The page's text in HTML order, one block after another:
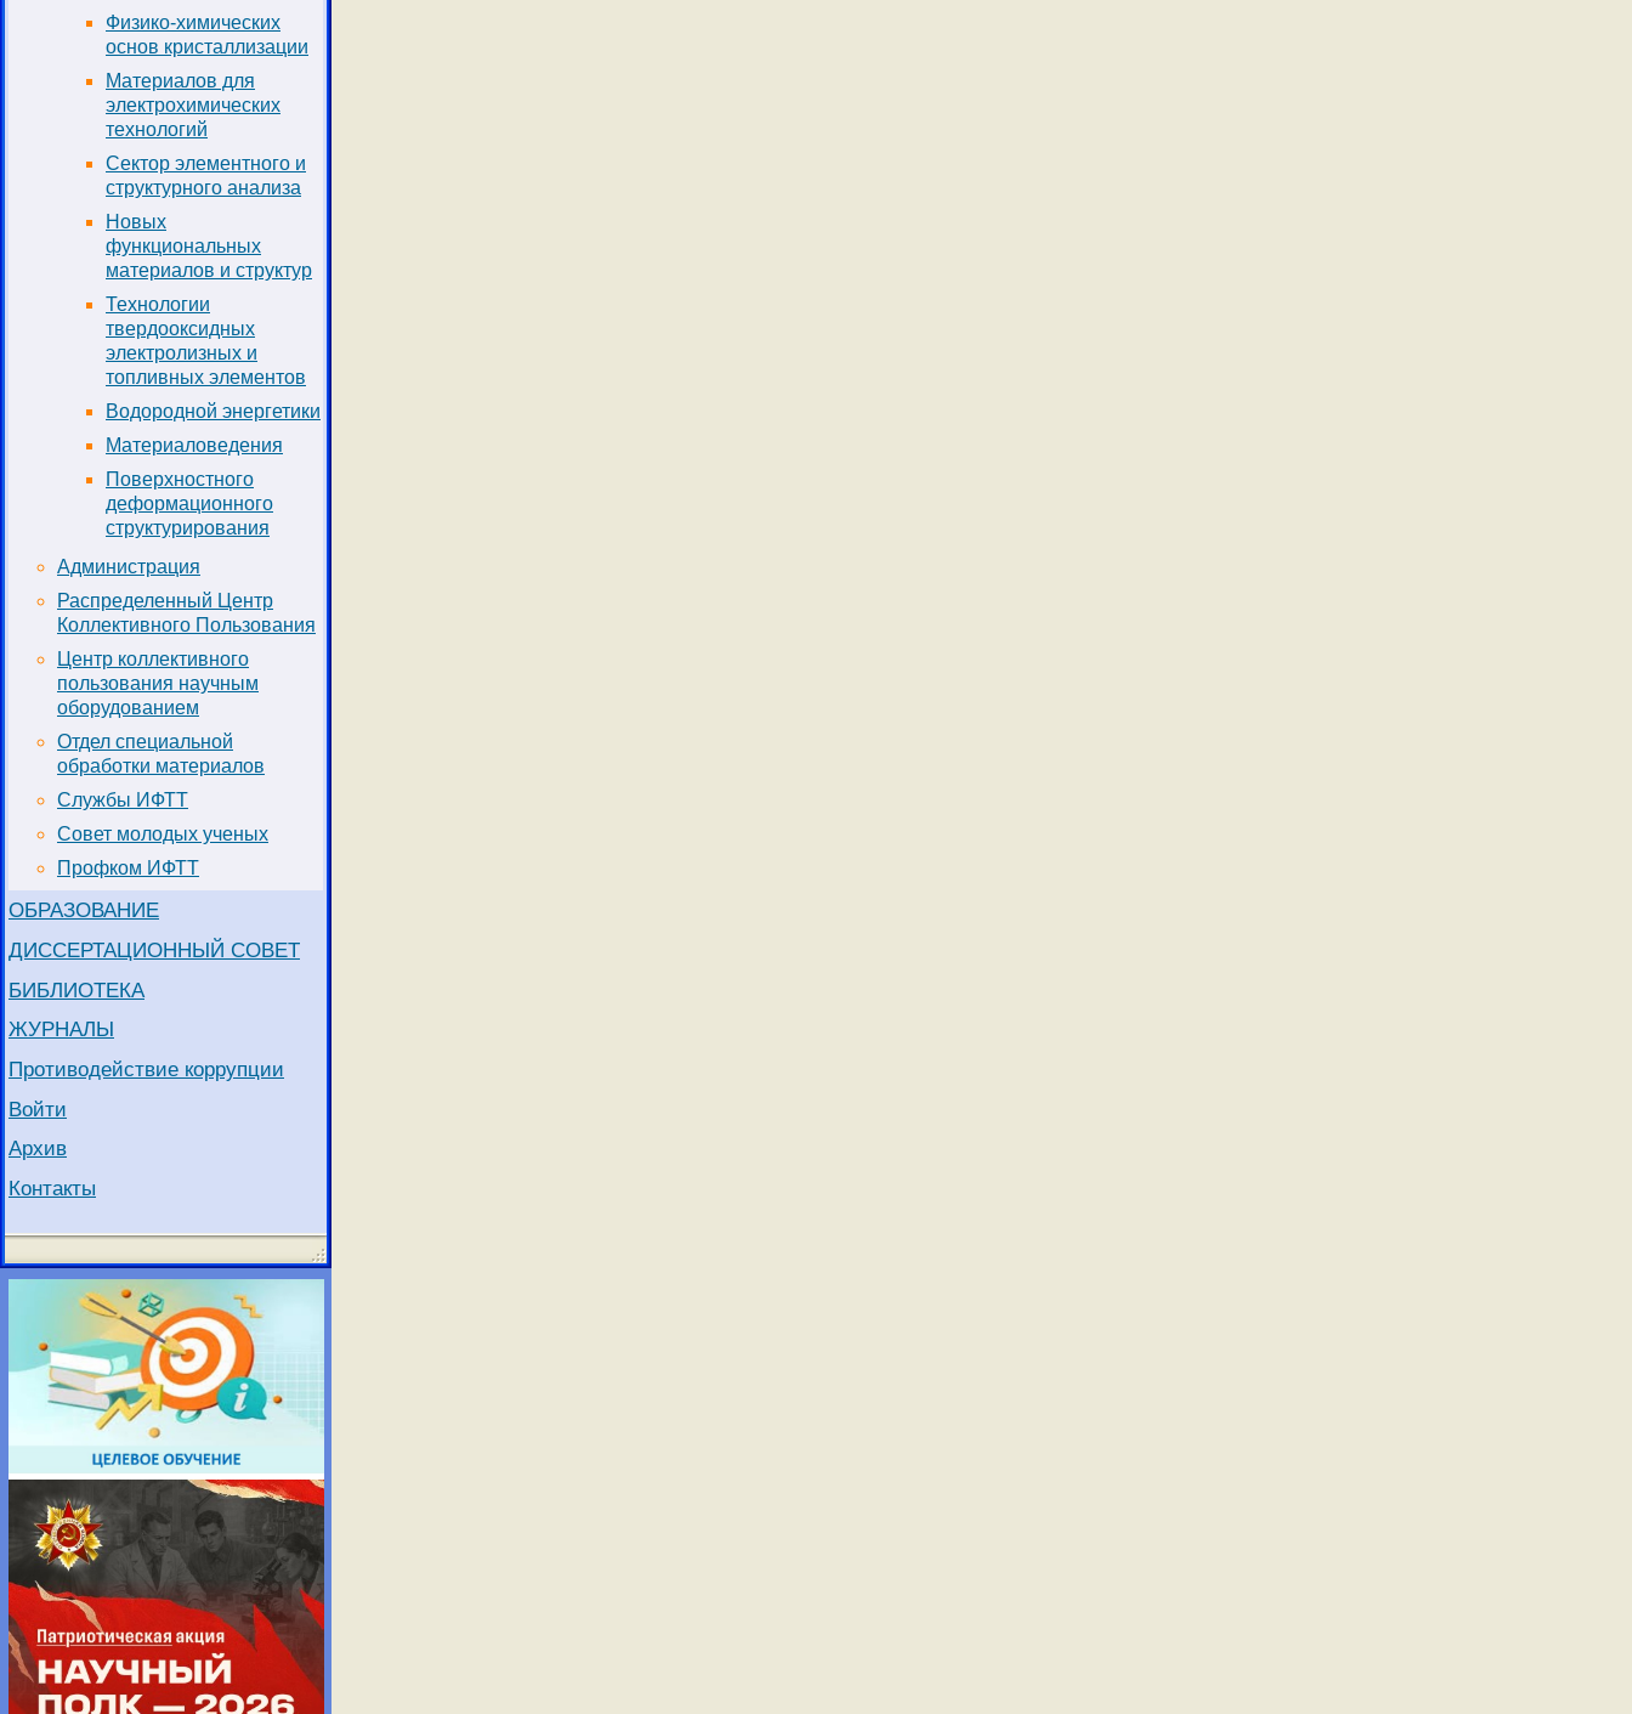
Физико-химических
основ кристаллизации
Материалов для
электрохимических
технологий
Сектор элементного и
структурного анализа
Новых
функциональных
материалов и структур
Технологии
твердооксидных
электролизных и
топливных элементов
Водородной энергетики
Материаловедения
Поверхностного
деформационного
структурирования
Администрация
Распределенный Центр
Коллективного Пользования
Центр коллективного
пользования научным
оборудованием
Отдел специальной
обработки материалов
Службы ИФТТ
Совет молодых ученых
Профком ИФТТ
ОБРАЗОВАНИЕ
ДИССЕРТАЦИОННЫЙ СОВЕТ
БИБЛИОТЕКА
ЖУРНАЛЫ
Противодействие коррупции
Войти
Архив
Контакты